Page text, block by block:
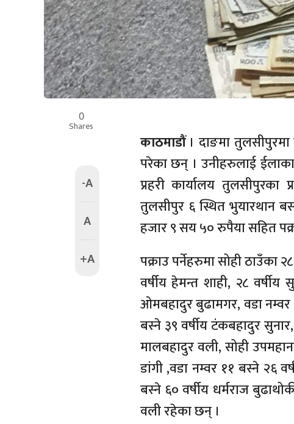
0
Shares
-A
A
+A
काठमाडौं। दाङमा
परेका छन् । उनीहरुलाई ईलाका
प्रहरी कार्यालय
तुलसीपुर ६ स्थित भुयारथान
हजार ९ सय ५० रुपैया सहित
पक्राउ पर्नेहरुमा सोही ठाउँका
वर्षीय हेमन्त शाही, २८
ओमबहादुर बुढामगर, वडा नम्वर
बस्ने ३९ वर्षीय टंकबहादुर
मालबहादुर वली, सोही
डांगी ,वडा नम्वर ११ बस्ने २६
बस्ने ६० वर्षीय धर्मराज
वली रहेका छन् ।